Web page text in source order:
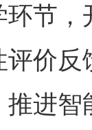
节
价
进